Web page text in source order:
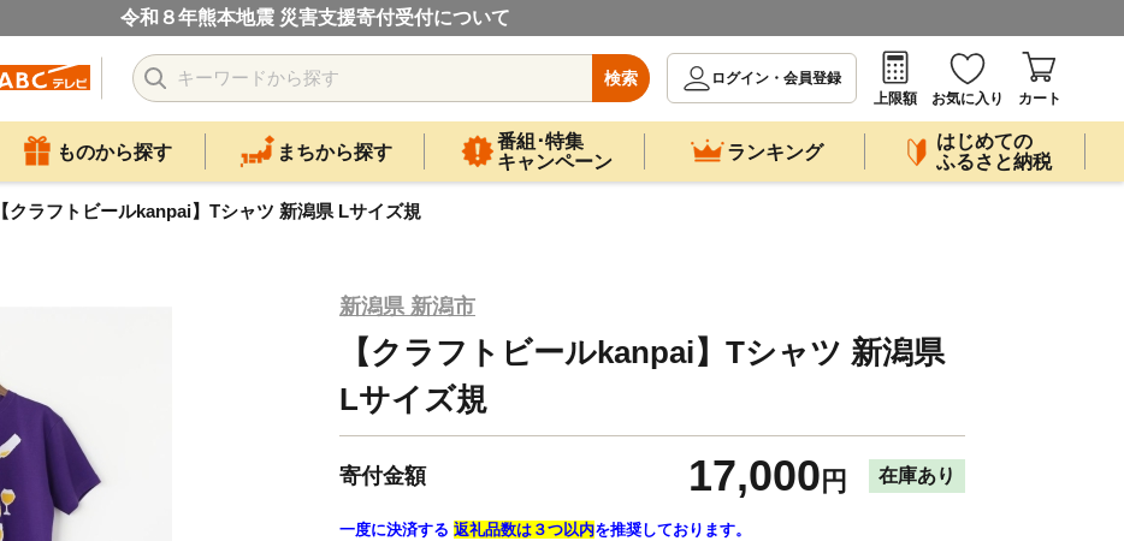
令和８年熊本地震 災害支援寄付受付について
検索
ログイン・会員登録
上限額
お気に入り カート
ものから探す まちから探す
番組･特集
キャンペーン
ランキング
はじめての
ふるさと納税
【クラフトビールkanpai】Tシャツ 新潟県 Lサイズ規
新潟県 新潟市
【クラフトビールkanpai】Tシャツ 新潟県
Lサイズ規
寄付金額 17,000 円 在庫あり
一度に決済する 返礼品数は３つ以内を推奨しております。